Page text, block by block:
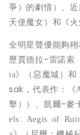
爭） 的劇情）、
天使魔女） 和 《
全明星聲優能夠
歷賈德拉-雷諾索
ia》（惡魔城） 和
sak，代表作：
《
擊）
）、凱爾-麥
els: Aegis of
a》（尼爾：機械